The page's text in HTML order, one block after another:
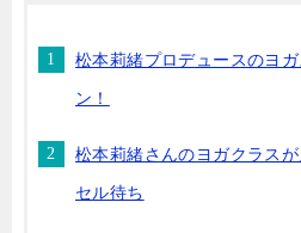
松本莉緒プロデュースのヨ
ン！
松本莉緒さんのヨガクラス
セル待ち